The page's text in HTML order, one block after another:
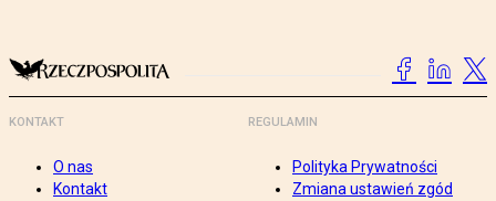
KONTAKT
O nas
Kontakt
REGULAMIN
Polityka Prywatności
Zmiana ustawień zgód